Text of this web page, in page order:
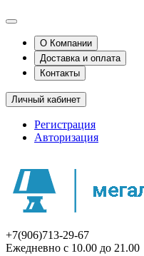
О Компании
Доставка и оплата
Контакты
Личный кабинет
Регистрация
Авторизация
+7(906)713-29-67
Ежедневно с 10.00 до 21.00